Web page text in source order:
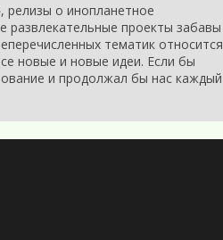
релизы о инопланетное
развлекательные проекты забавы
тематик относится
новые и новые идеи. Если бы
и продолжал бы нас каждый